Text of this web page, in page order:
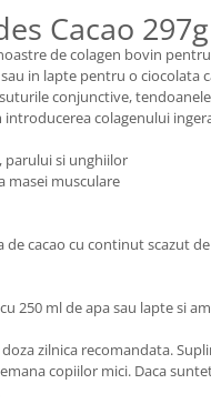
Cacao
de colagen bovin
in lapte pentru o ciocolata
conjunctive,
colagenului
parului si unghiilor
masei musculare
cacao cu continut scazut
250 ml de apa sau lapte si
zilnica recomandata.
copiilor mici. Daca